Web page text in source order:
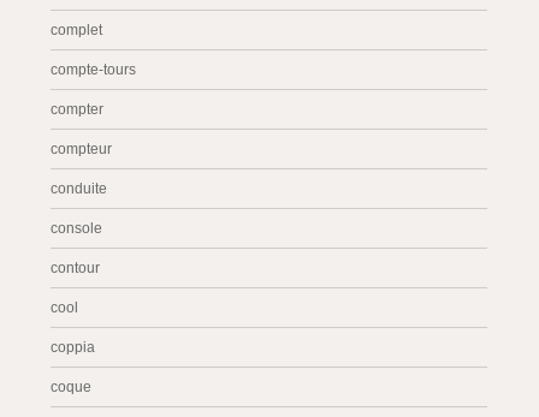
complet
compte-tours
compter
compteur
conduite
console
contour
cool
coppia
coque